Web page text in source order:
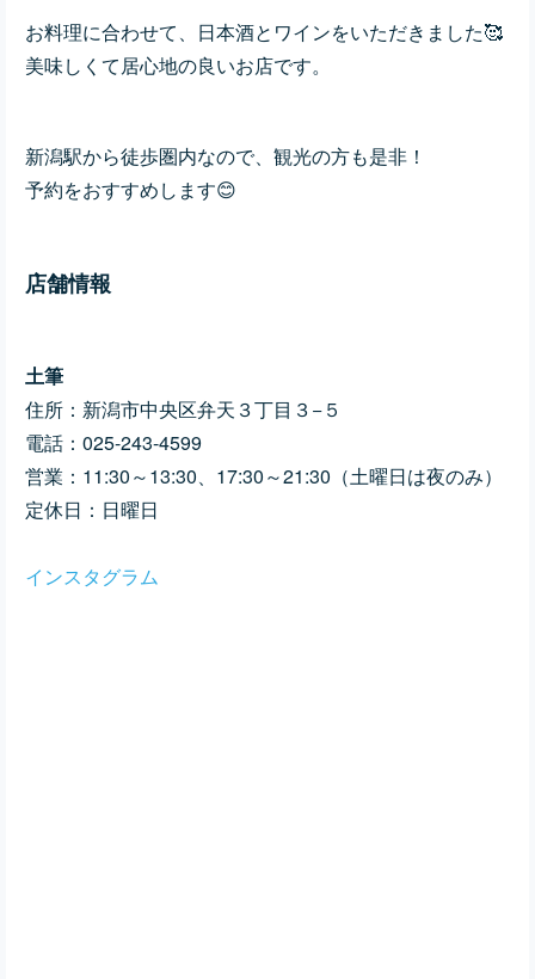
お料理に合わせて、日本酒とワインをいただきました🥰
美味しくて居心地の良いお店です。
新潟駅から徒歩圏内なので、観光の方も是非！
予約をおすすめします😊
店舗情報
土筆
住所： 新潟市中央区弁天３丁目３−５
電話： 025-243-4599
営業：11:30～13:30、17:30～21:30（土曜日は夜のみ）
定休日：日曜日
インスタグラム